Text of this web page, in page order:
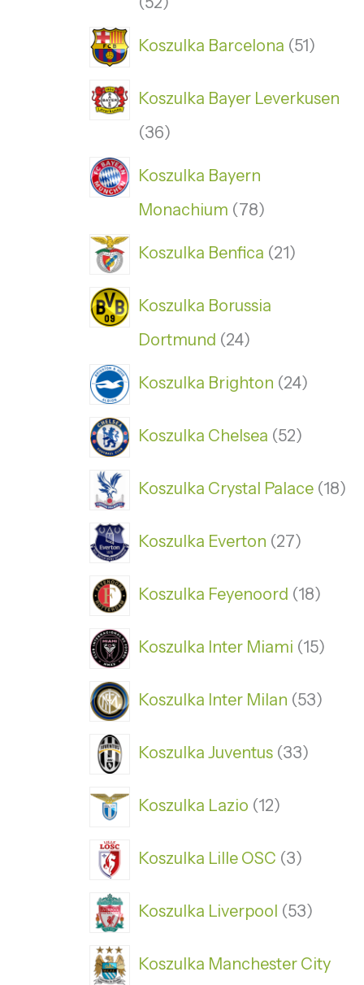
Koszulka Barcelona 51
Koszulka Bayer Leverkusen
36
Koszulka Bayern
Monachium
78
Koszulka Benfica 21
Koszulka Borussia
Dortmund 24
Koszulka Brighton 24
Koszulka Chelsea 52
Koszulka Crystal Palace 18
Koszulka Everton 27
Koszulka Feyenoord 18
Koszulka Inter Miami 15
Koszulka Inter Milan 53
Koszulka Juventus 33
Koszulka Lazio 12
Koszulka Lille OSC 3
Koszulka Liverpool 53
Koszulka Manchester City